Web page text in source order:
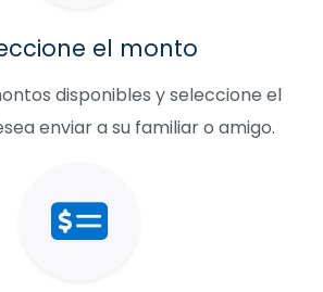
el monto
disponibles y seleccione el
enviar a su familiar o amigo.